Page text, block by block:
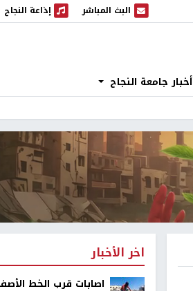
البث المباشر
البث المباشر إذاعة النجاح
إذاعة النجاح
أخبار جامعة النجاح
اخر الأخبار
اصابات قرب الخط